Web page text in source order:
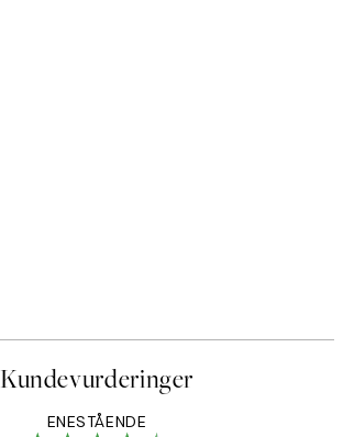
Kundevurderinger
ENESTÅENDE